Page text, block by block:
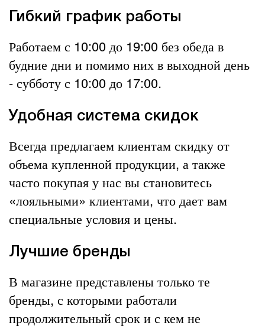
Гибкий график работы
Работаем с 10:00 до 19:00 без обеда в
будние дни и помимо них в выходной день
- субботу с 10:00 до 17:00.
Удобная система скидок
Всегда предлагаем клиентам скидку от
объема купленной продукции, а также
часто покупая у нас вы становитесь
«лояльными» клиентами, что дает вам
специальные условия и цены.
Лучшие бренды
В магазине представлены только те
бренды, с которыми работали
продолжительный срок и с кем не